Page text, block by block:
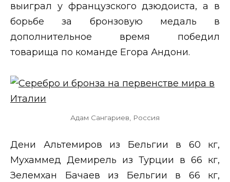
выиграл у французского дзюдоиста, а в
борьбе за бронзовую медаль в
дополнительное время победил
товарища по команде Егора Андони.
Адам Сангариев, Россия
Дени Альтемиров из Бельгии в 60 кг,
Мухаммед Демирель из Турции в 66 кг,
Зелемхан Бачаев из Бельгии в 66 кг,